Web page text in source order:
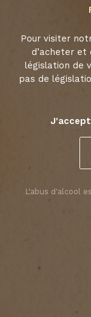
Pour visiter
d’acheter et
législation de
pas de
L'abus d'alcool
cookies
Nous
contenu et
pouvez
nécessaires
vous
suivi. Pour